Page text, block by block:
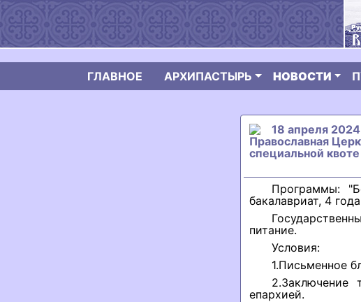
ГЛАВНОЕ АРХИПАСТЫРЬ НОВОСТИ
18 апреля
Православная
специальной квоте
Программы:
бакалавриат, 4
питание.
Условия:
1.Письменное
2.Заключение
епархией.